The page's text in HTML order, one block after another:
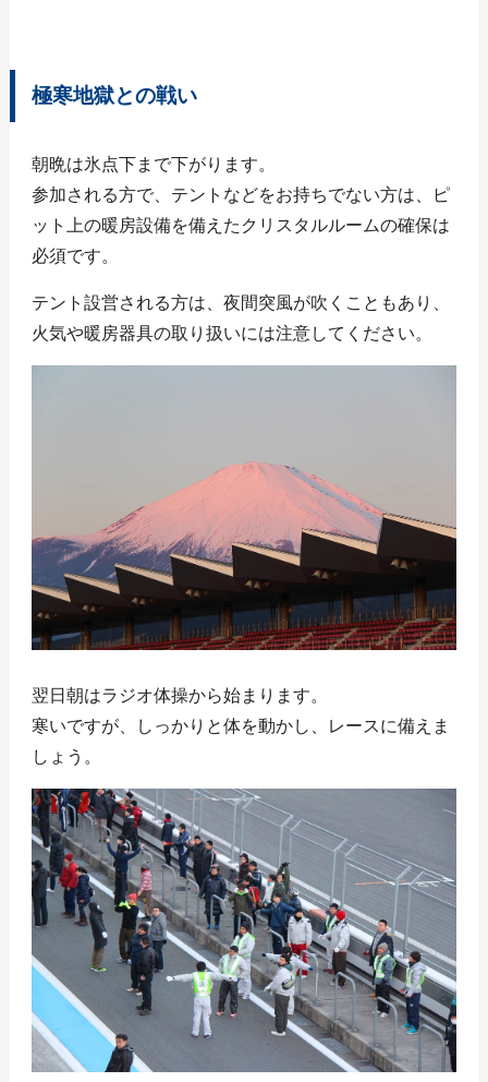
極寒地獄との戦い
朝晩は氷点下まで下がります。
参加される方で、テントなどをお持ちでない方は、ピ
ット上の暖房設備を備えたクリスタルルームの確保は
必須です。
テント設営される方は、夜間突風が吹くこともあり、
火気や暖房器具の取り扱いには注意してください。
翌日朝はラジオ体操から始まります。
寒いですが、しっかりと体を動かし、レースに備えま
しょう。